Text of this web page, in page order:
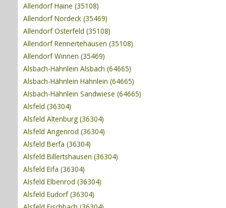
Allendorf Haine (35108)
Allendorf Nordeck (35469)
Allendorf Osterfeld (35108)
Allendorf Rennertehausen (35108)
Allendorf Winnen (35469)
Alsbach-Hähnlein Alsbach (64665)
Alsbach-Hähnlein Hähnlein (64665)
Alsbach-Hähnlein Sandwiese (64665)
Alsfeld (36304)
Alsfeld Altenburg (36304)
Alsfeld Angenrod (36304)
Alsfeld Berfa (36304)
Alsfeld Billertshausen (36304)
Alsfeld Eifa (36304)
Alsfeld Elbenrod (36304)
Alsfeld Eudorf (36304)